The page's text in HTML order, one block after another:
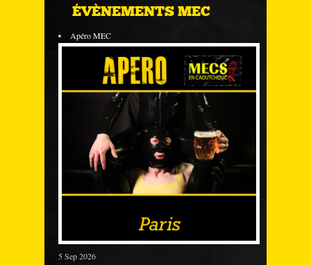
ÉVÈNEMENTS MEC
Apéro MEC
5 Sep 2026